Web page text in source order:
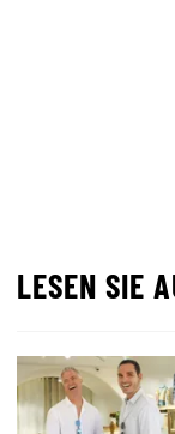
LESEN SIE